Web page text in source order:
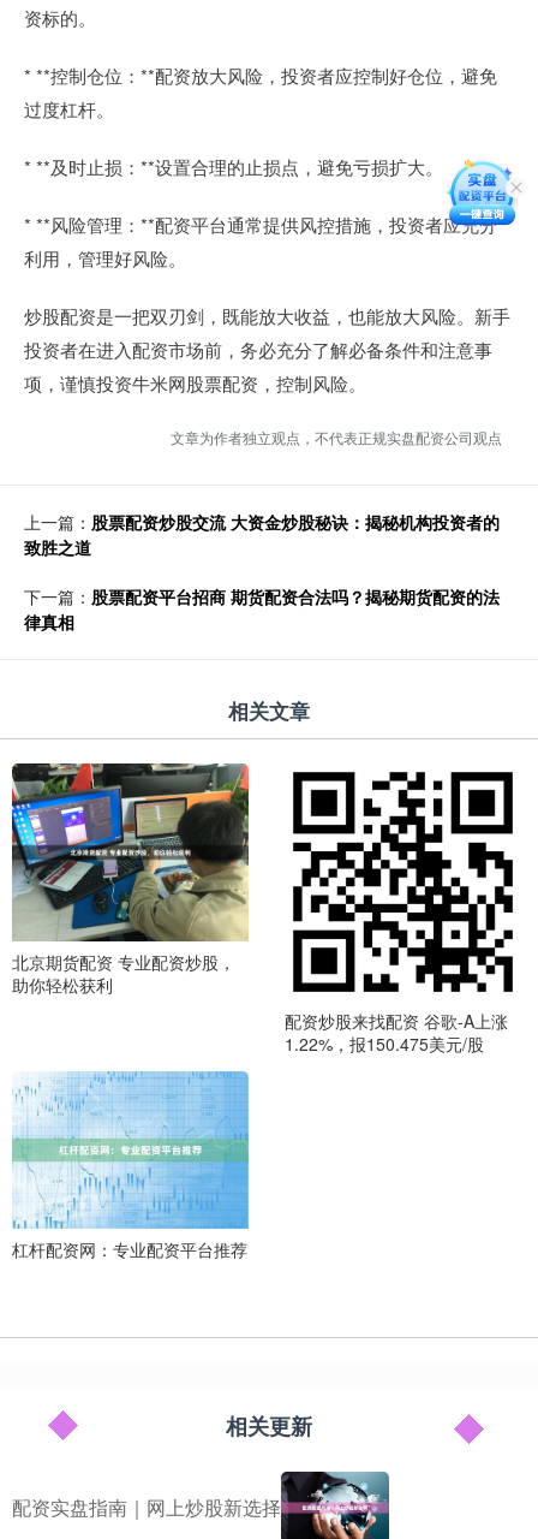
资标的。
* **控制仓位：**配资放大风险，投资者应控制好仓位，避免
过度杠杆。
* **及时止损：**设置合理的止损点，避免亏损扩大。
* **风险管理：**配资平台通常提供风控措施，投资者应充分
利用，管理好风险。
炒股配资是一把双刃剑，既能放大收益，也能放大风险。新手
投资者在进入配资市场前，务必充分了解必备条件和注意事
项，谨慎投资牛米网股票配资，控制风险。
文章为作者独立观点，不代表正规实盘配资公司观点
上一篇： 股票配资炒股交流 大资金炒股秘诀：揭秘机构投资者的
致胜之道
下一篇： 股票配资平台招商 期货配资合法吗？揭秘期货配资的法
律真相
相关文章
北京期货配资 专业配资炒股，
助你轻松获利
配资炒股来找配资 谷歌-A上涨
1.22%，报150.475美元/股
杠杆配资网：专业配资平台推荐
相关更新
配资实盘指南｜网上炒股新选择